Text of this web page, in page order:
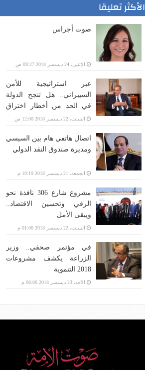
الأكثر تعليقا
صوت أجراس
الإثنين، 24 ديسمبر 2018 09:27 ص
عبر استراتيجية للأمن
السيبراني.. هل تنجح الدولة
في الحد من أخطار اختراق
بنية الاتصالات؟
السبت، 22 ديسمبر 2018 12:00 ص
اتصال هاتفي هام بين السيسي
ومديرة صندوق النقد الدولي
الجمعة، 21 ديسمبر 2018 10:19 م
مشروع شارع 306 نافذة نحو
الرقي وتحسين الاقتصاد..
ويبقى الأمل
السبت، 22 ديسمبر 2018 01:00 م
في مؤتمر صحفي.. وزير
الزراعة يكشف مشروعات
2018 التنموية
الأحد، 23 ديسمبر 2018 06:00 م